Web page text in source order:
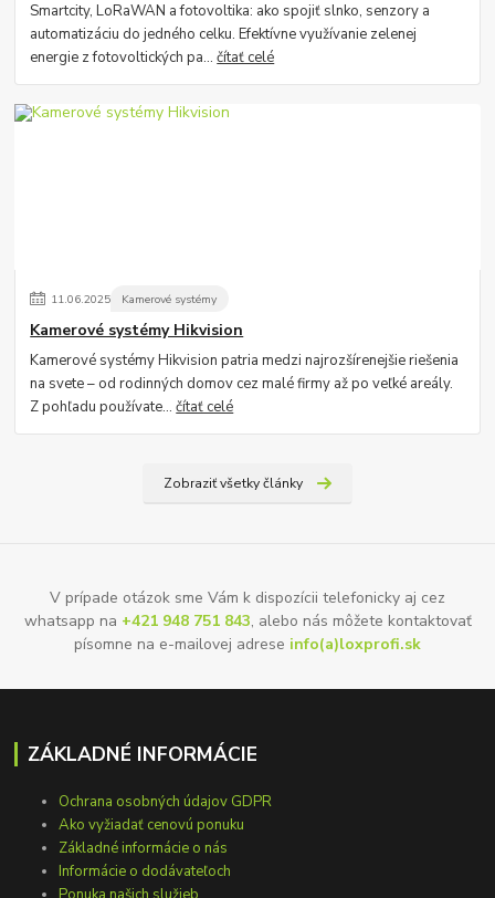
Smartcity, LoRaWAN a fotovoltika: ako spojiť slnko, senzory a
automatizáciu do jedného celku. Efektívne využívanie zelenej
energie z fotovoltických pa...čítať celé
11.06.2025 Kamerové systémy
Kamerové systémy Hikvision
Kamerové systémy Hikvision patria medzi najrozšírenejšie riešenia
na svete – od rodinných domov cez malé firmy až po veľké areály.
Z pohľadu používate...čítať celé
Zobraziť všetky články
V prípade otázok sme Vám k dispozícii telefonicky aj cez
whatsapp na +421 948 751 843, alebo nás môžete kontaktovať
písomne na e-mailovej adrese info(a)loxprofi.sk
ZÁKLADNÉ INFORMÁCIE
Ochrana osobných údajov GDPR
Ako vyžiadať cenovú ponuku
Základné informácie o nás
Informácie o dodávateľoch